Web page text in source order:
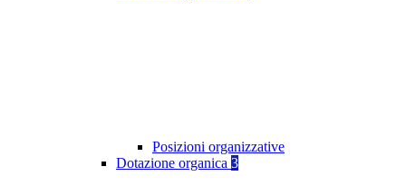
Posizioni organizzative
Dotazione organica 3